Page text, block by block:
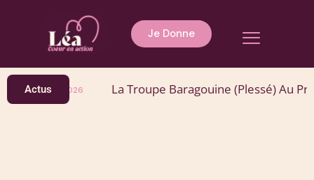
Je Donne Menu
Actus
06/2026 La Troupe Baragouine (Plessé) Au Profit